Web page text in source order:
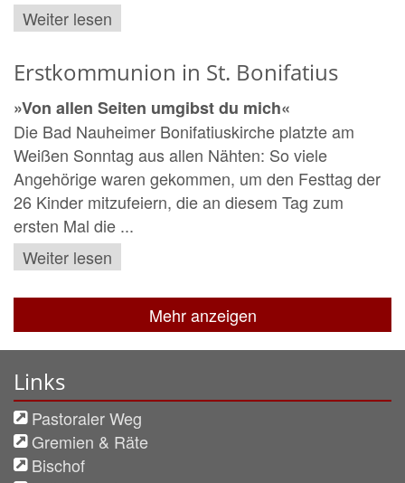
Weiter lesen
Erstkommunion in St. Bonifatius
»Von allen Seiten umgibst du mich«
Die Bad Nauheimer Bonifatiuskirche platzte am
Weißen Sonntag aus allen Nähten: So viele
Angehörige waren gekommen, um den Festtag der
26 Kinder mitzufeiern, die an diesem Tag zum
ersten Mal die ...
Weiter lesen
Mehr anzeigen
Links
Pastoraler Weg
Gremien & Räte
Bischof